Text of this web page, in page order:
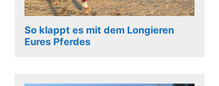
So klappt es mit dem Longieren
Eures Pferdes